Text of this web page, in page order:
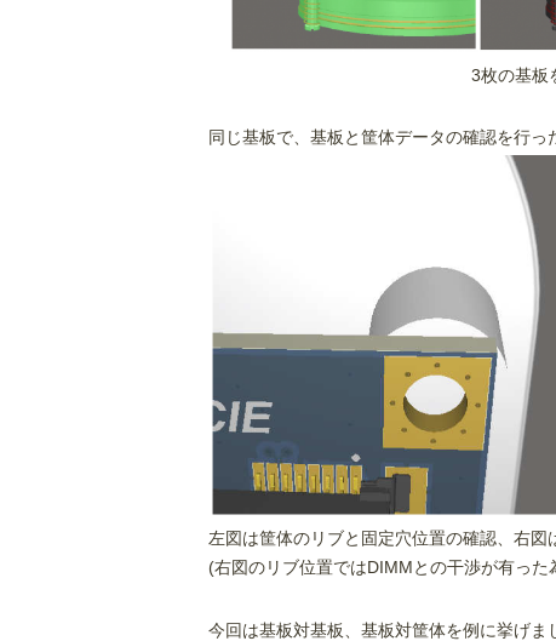
3枚の基板
同じ基板で、基板と筐体データの確認を行っ
左図は筐体のリブと固定穴位置の確認、右図
(右図のリブ位置ではDIMMとの干渉が有っ
今回は基板対基板、基板対筐体を例に挙げま